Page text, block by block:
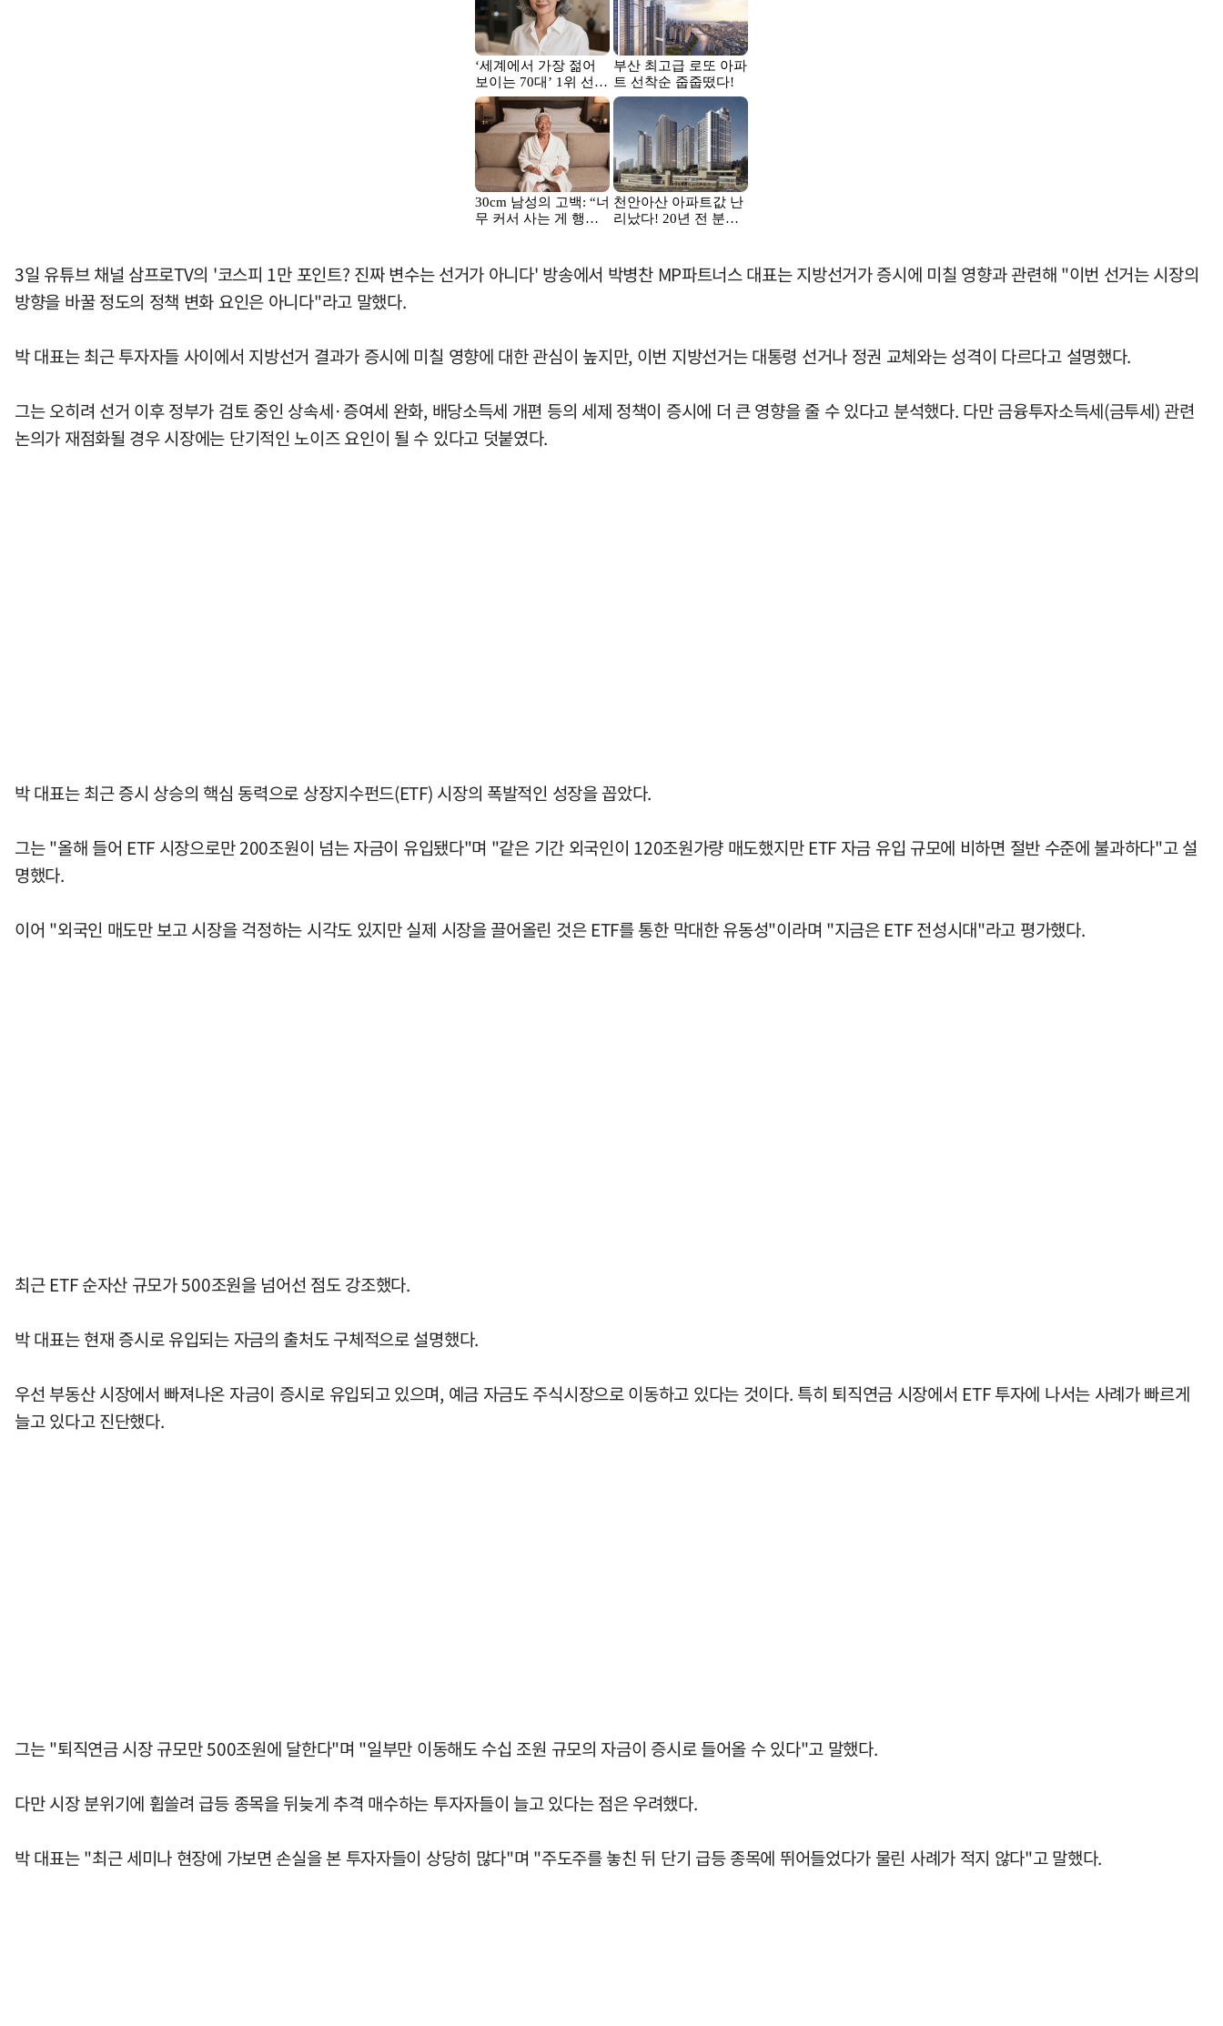
3일 유튜브 채널 삼프로TV의 '코스피 1만 포인트? 진짜 변수는 선거가 아니다' 방송에서 박병찬 MP파트너스 대표는 지방선거가 증시에 미칠 영향과 관련해 "이번 선거는 시장의
방향을 바꿀 정도의 정책 변화 요인은 아니다"라고 말했다.
박 대표는 최근 투자자들 사이에서 지방선거 결과가 증시에 미칠 영향에 대한 관심이 높지만, 이번 지방선거는 대통령 선거나 정권 교체와는 성격이 다르다고 설명했다.
그는 오히려 선거 이후 정부가 검토 중인 상속세·증여세 완화, 배당소득세 개편 등의 세제 정책이 증시에 더 큰 영향을 줄 수 있다고 분석했다. 다만 금융투자소득세(금투세) 관련
논의가 재점화될 경우 시장에는 단기적인 노이즈 요인이 될 수 있다고 덧붙였다.
박 대표는 최근 증시 상승의 핵심 동력으로 상장지수펀드(ETF) 시장의 폭발적인 성장을 꼽았다.
그는 "올해 들어 ETF 시장으로만 200조원이 넘는 자금이 유입됐다"며 "같은 기간 외국인이 120조원가량 매도했지만 ETF 자금 유입 규모에 비하면 절반 수준에 불과하다"고 설
명했다.
이어 "외국인 매도만 보고 시장을 걱정하는 시각도 있지만 실제 시장을 끌어올린 것은 ETF를 통한 막대한 유동성"이라며 "지금은 ETF 전성시대"라고 평가했다.
최근 ETF 순자산 규모가 500조원을 넘어선 점도 강조했다.
박 대표는 현재 증시로 유입되는 자금의 출처도 구체적으로 설명했다.
우선 부동산 시장에서 빠져나온 자금이 증시로 유입되고 있으며, 예금 자금도 주식시장으로 이동하고 있다는 것이다. 특히 퇴직연금 시장에서 ETF 투자에 나서는 사례가 빠르게
늘고 있다고 진단했다.
그는 "퇴직연금 시장 규모만 500조원에 달한다"며 "일부만 이동해도 수십 조원 규모의 자금이 증시로 들어올 수 있다"고 말했다.
다만 시장 분위기에 휩쓸려 급등 종목을 뒤늦게 추격 매수하는 투자자들이 늘고 있다는 점은 우려했다.
박 대표는 "최근 세미나 현장에 가보면 손실을 본 투자자들이 상당히 많다"며 "주도주를 놓친 뒤 단기 급등 종목에 뛰어들었다가 물린 사례가 적지 않다"고 말했다.